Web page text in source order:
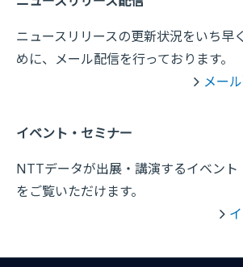
ニュースリリースの更新状況をいち早
めに、メール配信を行っております。
メー
イベント・セミナー
NTTデータが出展・講演するイベント
をご覧いただけます。